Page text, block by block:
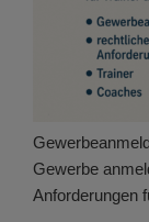
Gewerbe
Anforderungen